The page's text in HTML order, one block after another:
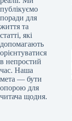
публікуємо
поради для
життя та
статті, які
допомагають
орієнтуватися
в непростий
час. Наша
мета — бути
опорою для
читача щодня.